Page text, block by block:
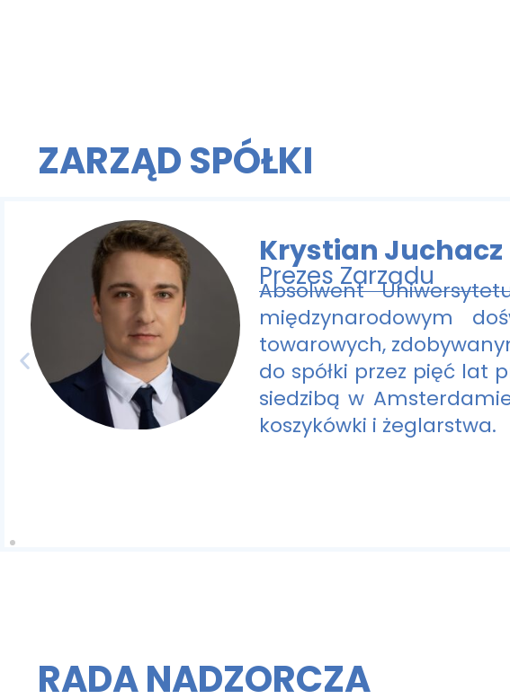
ZARZĄD SPÓŁKI
Krystian Juchacz
Prezes Zarządu
Absolwent
międzynarodowym
towarowych,
do spółki przez pięć lat
siedzibą w
koszykówki i żeglarstwa.
RADA NADZORCZA